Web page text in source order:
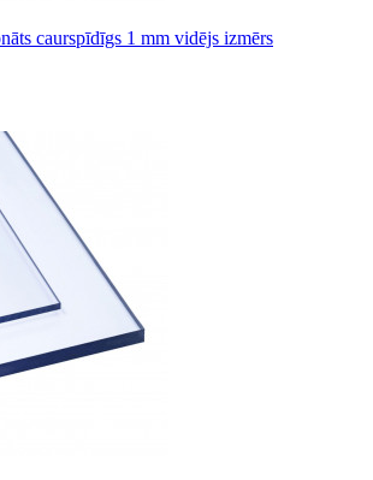
caurspīdīgs 1 mm vidējs izmērs